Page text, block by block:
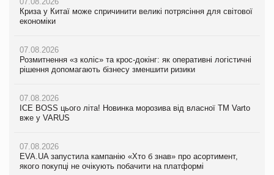
Криза у Китаї може спричинити великі потрясіння для світової
економіки
07.08.2026
Розмитнення «з коліс» та крос-докінг: як оперативні логістичні
рішення допомагають бізнесу зменшити ризики
07.08.2026
ICE BOSS цього літа! Новинка морозива від власної ТМ Varto
вже у VARUS
07.08.2026
EVA.UA запустила кампанію «Хто б знав» про асортимент,
якого покупці не очікують побачити на платформі
Криза у Китаї може спричинити великі потрясіння для світової
економіки
07.08.2026
Розмитнення «з коліс» та крос-докінг: як оперативні логістичні
рішення допомагають бізнесу зменшити ризики
07.08.2026
ICE BOSS цього літа! Новинка морозива від власної ТМ Varto
вже у VARUS
07.08.2026
EVA.UA запустила кампанію «Хто б знав» про асортимент,
якого покупці не очікують побачити на платформі
Криза у Китаї може спричинити великі потрясіння для світової
економіки
07.08.2026
Kraft Heinz скоротила збиток у першому півріччі
Продажі Hugo Boss впали на 9%